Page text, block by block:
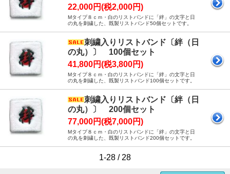
22,000円(税2,000円)
Mタイプ８ｃｍ・白のリストバンドに「絆」の文字と日
の丸を刺繍した、既製リストバンド50個セットです。
刺繍入りリストバンド〔絆（日
の丸）〕 100個セット
41,800円(税3,800円)
Mタイプ８ｃｍ・白のリストバンドに「絆」の文字と日
の丸を刺繍した、既製リストバンド100個セットです。
刺繍入りリストバンド〔絆（日
の丸）〕 200個セット
77,000円(税7,000円)
Mタイプ８ｃｍ・白のリストバンドに「絆」の文字と日
の丸を刺繍した、既製リストバンド200個セットです。
1-28 / 28